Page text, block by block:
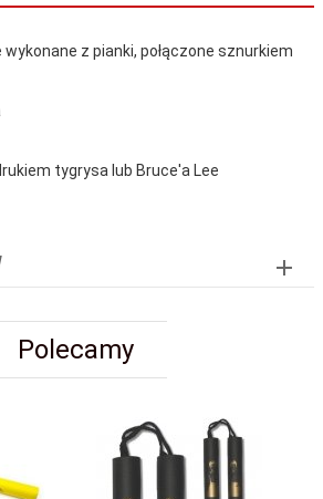
z pianki, połączone sznurkiem
tygrysa lub Bruce'a Lee
Polecamy